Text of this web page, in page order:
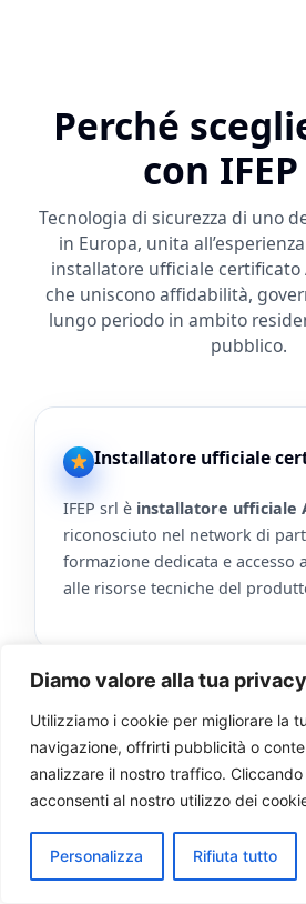
Diamo valore alla tua privacy
Utilizziamo i cookie per migliorare la
navigazione, offrirti pubblicità o
analizzare il nostro traffico. Cliccando
acconsenti al nostro utilizzo dei
Personalizza Rifiuta tutto
Perché
con
Tecnologia di sicurezza di uno
in Europa, unita
installatore ufficiale certificato
che uniscono affidabilità,
lungo periodo in ambito
pubblico.
Installatore ufficiale
IFEP srl è installatore ufficiale
riconosciuto nel network di
formazione dedicata e accesso
alle risorse tecniche del
Integrazione con
I progetti IFEP tengono conto di
center, applicazioni e processi
integrando la sicurezza fisica
dell’ecosistema tecnologico
domestico.